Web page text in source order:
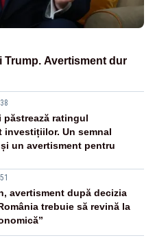
Trump. Avertisment dur
păstrează ratingul
investițiilor. Un semnal
un avertisment pentru
avertisment după decizia
trebuie să revină la